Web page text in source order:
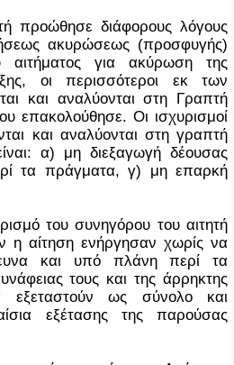
προώθησε διάφορους λόγους
ακυρώσεως (προσφυγής)
αιτήματος για ακύρωση της
οι περισσότεροι εκ των
και αναλύονται στη Γραπτή
επακολούθησε. Οι ισχυρισμοί
και αναλύονται στη γραπτή
α) μη διεξαγωγή δέουσας
τα πράγματα, γ) μη επαρκή
του συνηγόρου του αιτητή
η αίτηση ενήργησαν χωρίς να
και υπό πλάνη περί τα
τους και της άρρηκτης
εξεταστούν ως σύνολο και
εξέτασης της παρούσας